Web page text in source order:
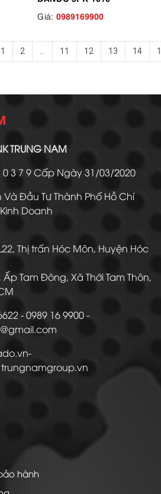
Giá: 0989169900
1 2 11 12 13 14
TRUNG NAM
0 3 7 9 Cấp Ngày 31/03/2020
Và Đầu Tư Thành Phố Hồ Chí
Doanh
Thị trấn Hóc Môn, Huyện Hóc
Ấp Tam Đông, Xã Thới Tam Thôn,
6622 - 0989 16 9900 -
hành